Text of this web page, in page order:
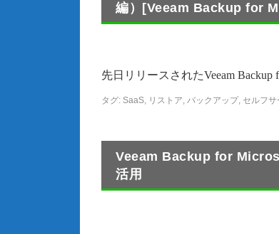
編）[Veeam Backup for
先日リリースされたVeeam
タグ: SaaS, リストア, バックアップ, セルフ
Veeam Backup for
活用